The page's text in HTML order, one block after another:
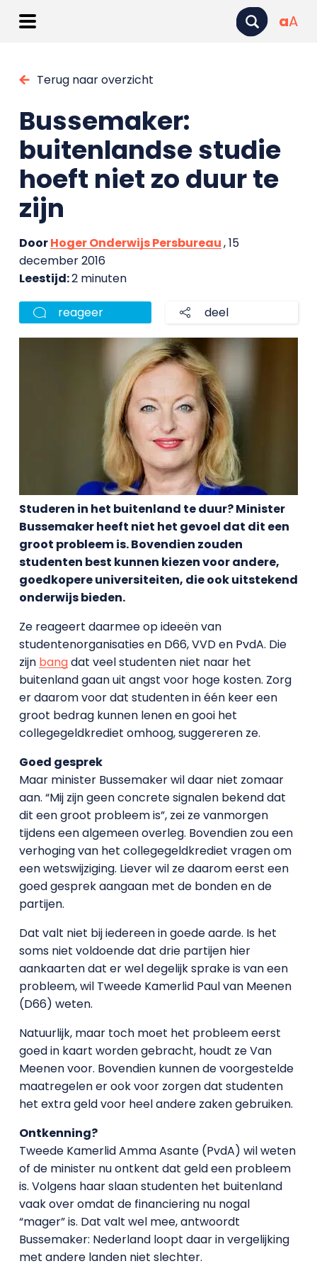
aA
Terug naar overzicht
Bussemaker:
buitenlandse studie
hoeft niet zo duur te
zijn
DoorHoger Onderwijs Persbureau, 15
december 2016
Leestijd:2 minuten
reageer deel
Studeren in het buitenland te duur? Minister
Bussemaker heeft niet het gevoel dat dit een
groot probleem is. Bovendien zouden
studenten best kunnen kiezen voor andere,
goedkopere universiteiten, die ook uitstekend
onderwijs bieden.
Ze reageert daarmee op ideeën van
studentenorganisaties en D66, VVD en PvdA. Die
zijn bangdat veel studenten niet naar het
buitenland gaan uit angst voor hoge kosten. Zorg
er daarom voor dat studenten in één keer een
groot bedrag kunnen lenen en gooi het
collegegeldkrediet omhoog, suggereren ze.
Goed gesprek
Maar minister Bussemaker wil daar niet zomaar
aan. “Mij zijn geen concrete signalen bekend dat
dit een groot probleem is”, zei ze vanmorgen
tijdens een algemeen overleg. Bovendien zou een
verhoging van het collegegeldkrediet vragen om
een wetswijziging. Liever wil ze daarom eerst een
goed gesprek aangaan met de bonden en de
partijen.
Dat valt niet bij iedereen in goede aarde. Is het
soms niet voldoende dat drie partijen hier
aankaarten dat er wel degelijk sprake is van een
probleem, wil Tweede Kamerlid Paul van Meenen
(D66) weten.
Natuurlijk, maar toch moet het probleem eerst
goed in kaart worden gebracht, houdt ze Van
Meenen voor. Bovendien kunnen de voorgestelde
maatregelen er ook voor zorgen dat studenten
het extra geld voor heel andere zaken gebruiken.
Ontkenning?
Tweede Kamerlid Amma Asante (PvdA) wil weten
of de minister nu ontkent dat geld een probleem
is. Volgens haar slaan studenten het buitenland
vaak over omdat de financiering nu nogal
“mager” is. Dat valt wel mee, antwoordt
Bussemaker: Nederland loopt daar in vergelijking
met andere landen niet slechter.